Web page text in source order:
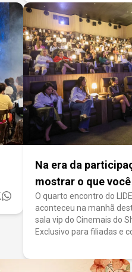
Na era da
mostrar o que
O quarto encontro do
aconteceu na manhã
sala vip do Cinemais do
Exclusivo para filiadas e
o tema “Marketing com